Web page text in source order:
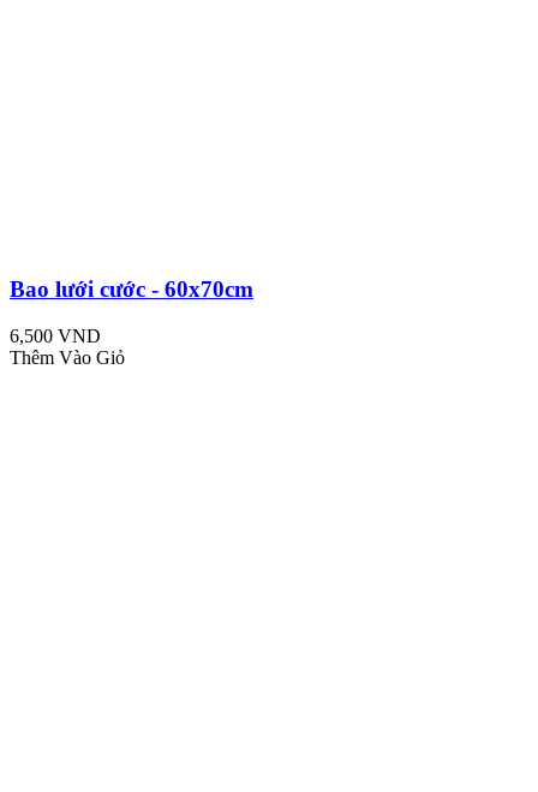
Bao lưới cước - 60x70cm
6,500 VND
Thêm Vào Giỏ